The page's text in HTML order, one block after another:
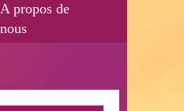
A propos de
nous